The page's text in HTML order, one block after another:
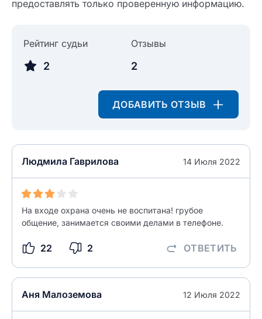
предоставлять только проверенную информацию.
Рейтинг судьи
2
Отзывы
2
ДОБАВИТЬ ОТЗЫВ
Людмила Гаврилова 14 Июля 2022
На входе охрана очень не воспитана! грубое
общение, занимается своими делами в телефоне.
22 2 ОТВЕТИТЬ
Аня Малоземова 12 Июля 2022
Введите свой e-mail
Текст отзыва
0/500
Введите свое имя
Введите свой номер телефона
Ответ на отзыв
0/500
Название населенного пункта
НАЙТИ МЕНЯ